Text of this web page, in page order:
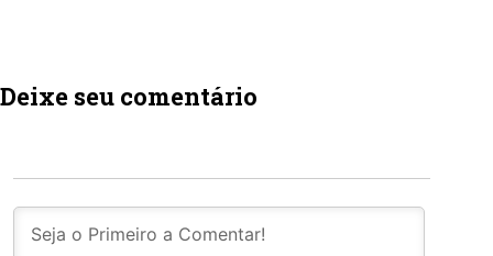
Deixe seu comentário